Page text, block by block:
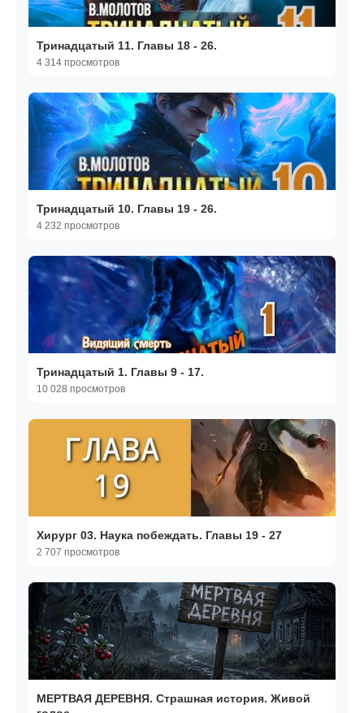
Тринадцатый 11. Главы 18 - 26.
4 314 просмотров
Тринадцатый 10. Главы 19 - 26.
4 232 просмотров
Тринадцатый 1. Главы 9 - 17.
10 028 просмотров
Хирург 03. Наука побеждать. Главы 19 - 27
2 707 просмотров
МЕРТВАЯ ДЕРЕВНЯ. Страшная история. Живой